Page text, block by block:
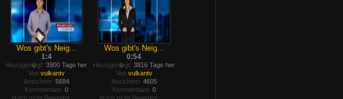
Wos gibt's Neig...
1:4
Hinzugef�gt: 3900 Tage her
Von vulkantv
Ansichten: 5684
Kommentare: 0
Wos gibt's Neig...
0:54
Hinzugef�gt: 3816 Tage her
Von vulkantv
Ansichten: 4605
Kommentare: 0